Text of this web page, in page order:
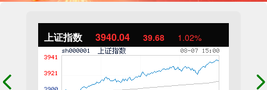
上证指数 3940.04 39.68 1.02%